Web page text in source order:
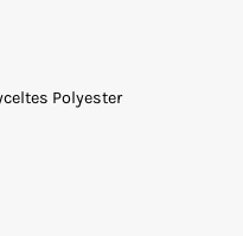
Polyester